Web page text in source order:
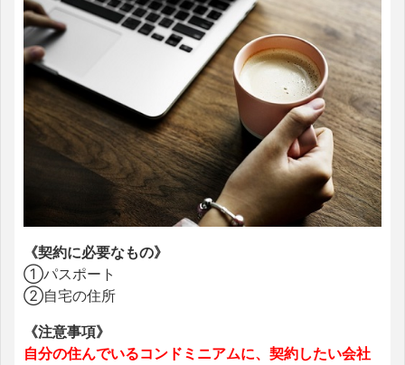
《契約に必要なもの》
①パスポート
②自宅の住所
《注意事項》
自分の住んでいるコンドミニアムに、契約したい会社